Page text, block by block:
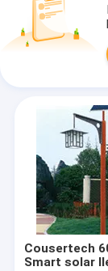
Cousertech
Smart solar